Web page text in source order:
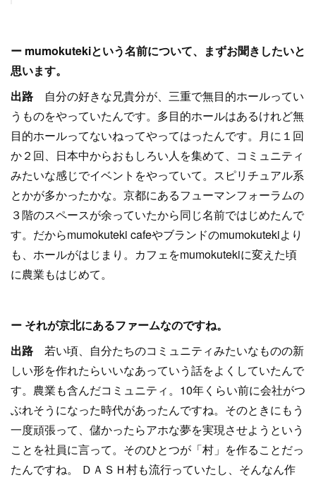
ー mumokutekiという名前について、まずお聞きしたいと
思います。
出路 自分の好きな兄貴分が、三重で無目的ホールってい
うものをやっていたんです。多目的ホールはあるけれど無
目的ホールってないねってやってはったんです。月に１回
か２回、日本中からおもしろい人を集めて、コミュニティ
みたいな感じでイベントをやっていて。スピリチュアル系
とかが多かったかな。京都にあるフューマンフォーラムの
３階のスペースが余っていたから同じ名前ではじめたんで
す。だからmumokuteki cafeやブランドのmumokutekiより
も、ホールがはじまり。カフェをmumokutekiに変えた頃
に農業もはじめて。
ー それが京北にあるファームなのですね。
出路 若い頃、自分たちのコミュニティみたいなものの新
しい形を作れたらいいなあっていう話をよくしていたんで
す。農業も含んだコミュニティ。10年くらい前に会社がつ
ぶれそうになった時代があったんですね。そのときにもう
一度頑張って、儲かったらアホな夢を実現させようという
ことを社員に言って。そのひとつが「村」を作ることだっ
たんですね。 ＤＡＳＨ村も流行っていたし、そんなん作